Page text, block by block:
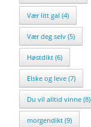
Vær litt gal (4)
Vær deg selv (5)
Høstdikt (6)
Elske og leve (7)
Du vil alltid vinne (8)
morgendikt (9)